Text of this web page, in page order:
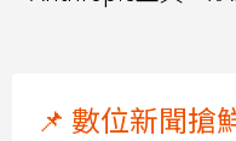
📌 數位新聞搶